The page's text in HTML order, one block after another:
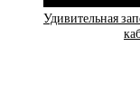
Удивительная